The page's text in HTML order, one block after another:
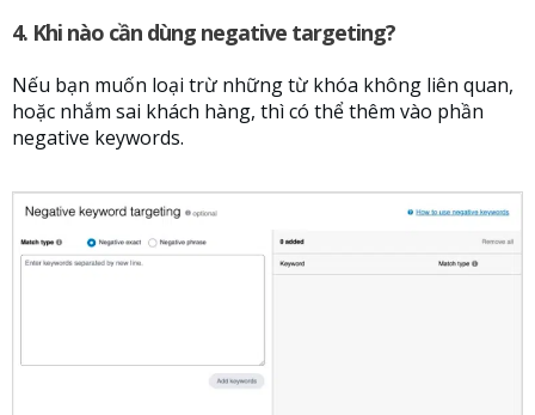
4. Khi nào cần dùng negative targeting?
Nếu bạn muốn loại trừ những từ khóa không liên quan,
hoặc nhắm sai khách hàng, thì có thể thêm vào phần
negative keywords.